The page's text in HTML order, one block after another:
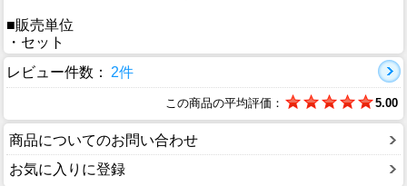
■販売単位
・セット
レビュー件数：
2件
この商品の平均評価： 5.00
商品についてのお問い合わせ
お気に入りに登録